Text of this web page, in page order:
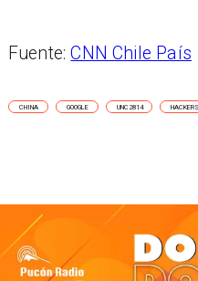
Fuente:CNN Chile País
CHINA GOOGLE UNC2814 HACKERS